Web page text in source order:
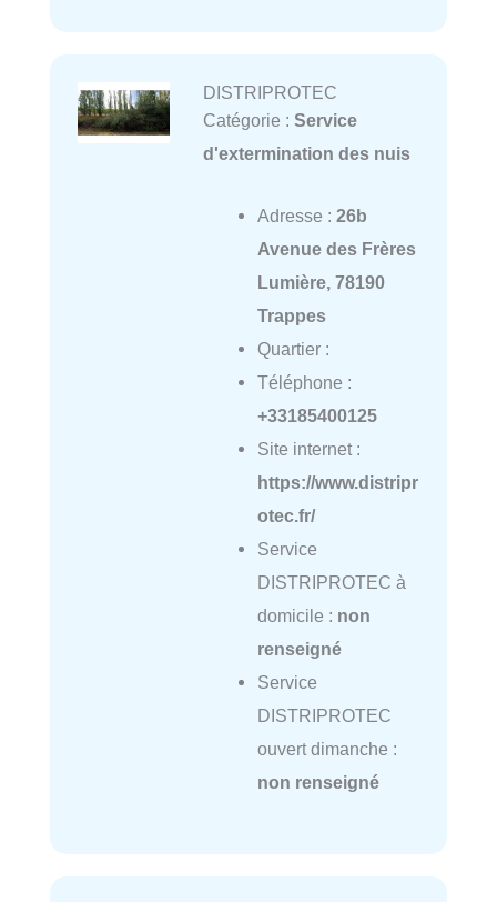
DISTRIPROTEC
Catégorie : Service
d'extermination des nuis
Adresse : 26b
Avenue des Frères
Lumière, 78190
Trappes
Quartier :
Téléphone :
+33185400125
Site internet :
https://www.distripr
otec.fr/
Service
DISTRIPROTEC à
domicile : non
renseigné
Service
DISTRIPROTEC
ouvert dimanche :
non renseigné